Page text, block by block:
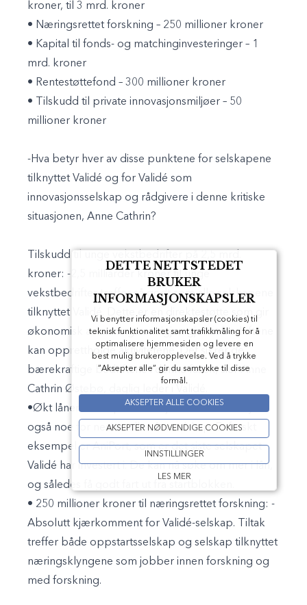
kroner, til 3 mrd. kroner
• Næringsrettet forskning – 250 millioner kroner
• Kapital til fonds- og matchinginvesteringer – 1
mrd. kroner
• Rentestøttefond – 300 millioner kroner
• Tilskudd til private innovasjonsmiljøer – 50
millioner kroner
-Hva betyr hver av disse punktene for selskapene
tilknyttet Validé og for Validé som
innovasjonsselskap og rådgivere i denne kritiske
situasjonen, Anne Cathrin?
Tilskudd til unge vekstbedrifter på 2,5 mrd.
kroner: -2,5 milliarder kroner til unge
vekstbedrifter treffer så godt som alle selskapene
tilknyttet Validé. Dette er en direktestøtte som gir
økonomisk avlastning som igjen gjør at bedriftene
kan opprettholde aktivitetene. Det sikrer de
bærekraftige bedriftene i denne fasen, sier Anne
Cathrin Østebø, daglig leder i Validé.
•Økt låneramme på innovasjonslån:-Det betyr
også noe for nesten alle våre selskap. Et ferskt
eksempel er AniPort, som er det siste selskapet
Validé har investert i. De kan nå søke om mer i lån,
og således få godt fart ut fra startblokken.
• 250 millioner kroner til næringsrettet forskning: -
Absolutt kjærkomment for Validé-selskap. Tiltak
treffer både oppstartsselskap og selskap tilknyttet
næringsklyngene som jobber innen forskning og
med forskning.
DETTE NETTSTEDET
BRUKER
INFORMASJONSKAPSLER
Vi benytter informasjonskapsler (cookies) til
teknisk funktionalitet samt trafikkmåling for å
optimalisere hjemmesiden og levere en
best mulig brukeropplevelse. Ved å trykke
”Aksepter alle” gir du samtykke til disse
formål.
AKSEPTER ALLE COOKIES
AKSEPTER NØDVENDIGE COOKIES
INNSTILLINGER
LES MER